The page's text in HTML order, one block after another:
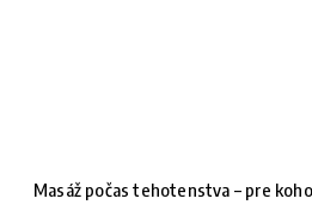
Masáž počas tehotenstva – pre